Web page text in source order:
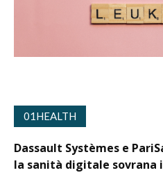
01HEALTH
Dassault Systèmes e
la sanità digitale sovrana